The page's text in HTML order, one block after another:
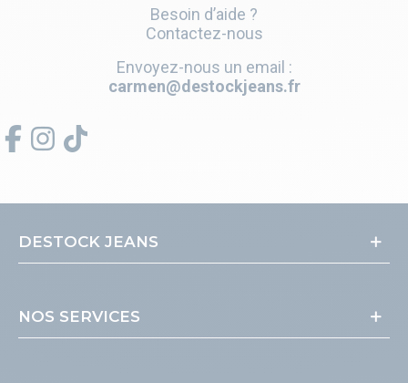
Besoin d’aide ?
Contactez-nous
Envoyez-nous un email :
carmen@destockjeans.fr
DESTOCK JEANS
NOS SERVICES